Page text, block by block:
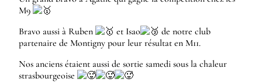
M9
Bravo aussi à Ruben
et Isao
de notre club
partenaire de Montigny pour leur résultat en M11.
Nos anciens étaient aussi de sortie samedi sous la chaleur
strasbourgeoise